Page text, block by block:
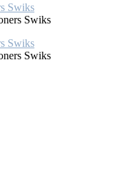
Swiks
Swiks